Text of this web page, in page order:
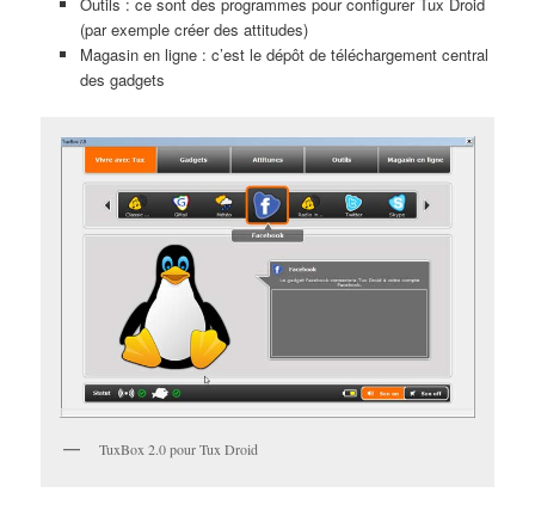
(par exemple créer des attitudes)
Magasin en ligne : c’est le dépôt de téléchargement central
des gadgets
TuxBox 2.0 pour Tux Droid